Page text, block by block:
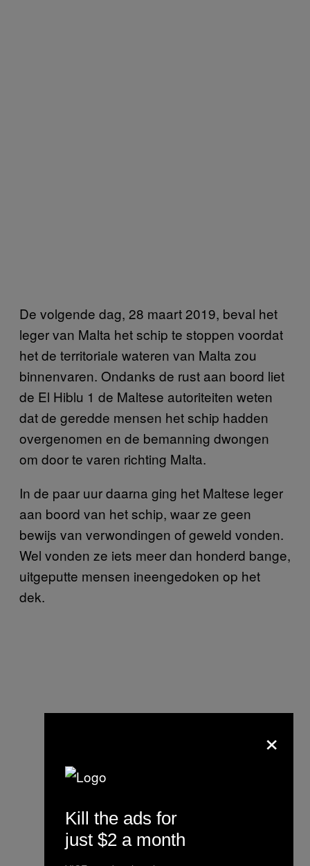
De volgende dag, 28 maart 2019, beval het
leger van Malta het schip te stoppen voordat
het de territoriale wateren van Malta zou
binnenvaren. Ondanks de rust aan boord liet
de El Hiblu 1 de Maltese autoriteiten weten
dat de geredde mensen het schip hadden
overgenomen en de bemanning dwongen
om door te varen richting Malta.
In de paar uur daarna ging het Maltese leger
aan boord van het schip, waar ze geen
bewijs van verwondingen of geweld vonden.
Wel vonden ze iets meer dan honderd bange,
uitgeputte mensen ineengedoken op het
dek.
×
Kill the ads for
just $2 a month